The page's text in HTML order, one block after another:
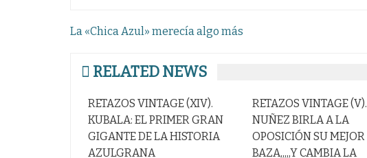
Navegación
entradas
La «Chica Azul» merecía algo más
RELATED NEWS
RETAZOS VINTAGE (XIV).
KUBALA: EL PRIMER GRAN
GIGANTE DE LA HISTORIA
AZULGRANA
RETAZOS VINTAGE (V).
NUÑEZ BIRLA A LA
OPOSICIÓN SU MEJOR
BAZA,,,,,Y CAMBIA LA